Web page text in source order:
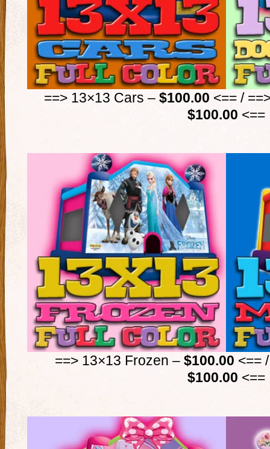
==> 13×13 Cars – $100.00 <== /
$100.00 <==
==> 13×13 Frozen – $100.00 <==
$100.00 <==